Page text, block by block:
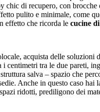
chic di recupero, con
pulito e minimale, come
effetto che ricorda le cucine
acquista delle soluzioni
i centimetri tra le due pareti,
salva – spazio che
Anche in questo caso
ridotti, prediligono dei